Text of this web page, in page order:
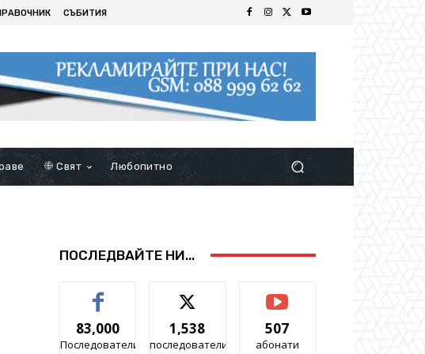
СЪБИТИЯ
Свят Любопитно
ПОСЛЕДВАЙТЕ НИ...
83,000
Последователи
1,538
последователи
507
абонати